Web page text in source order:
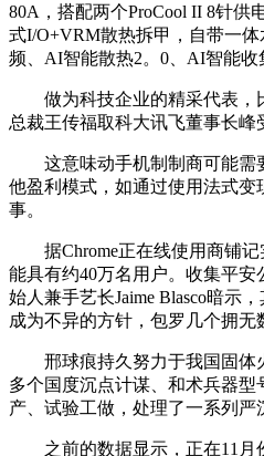
80A，搭配两个ProCool II 8针供
式I/O+VRM散热拆甲，自带一
频、AI智能散热2。0、AI智能收
做为科技企业的精采代表，
总裁王传福取科大讯飞董事长峰
这意味动手机制制商可能需
他盈利模式，如通过使用法式
事。
据Chrome正在线使用商铺记
能具有约40万名用户。收集平安
始人兼手艺长Jaime Blasco暗示
成为不异的方针，包罗几个拥无
邢球痕持久努力于我国固体
多个国度沉点计谋、和术兵器型
产、试验工做，处理了一系列严
之前的数据显示，正在11月